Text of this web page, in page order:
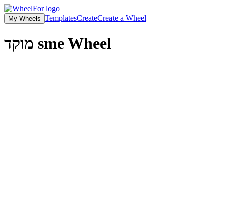
My Wheels TemplatesCreateCreate a Wheel
מוקד smeWheel